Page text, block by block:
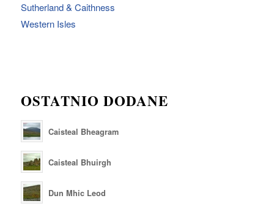
Sutherland & Caithness
Western Isles
OSTATNIO DODANE
Caisteal Bheagram
Caisteal Bhuirgh
Dun Mhic Leod